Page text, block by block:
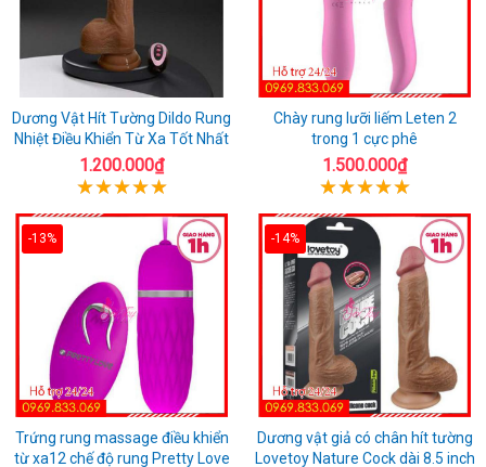
Dương Vật Hít Tường Dildo Rung
Nhiệt Điều Khiển Từ Xa Tốt Nhất
1.200.000₫
Chày rung lưỡi liếm Leten 2
trong 1 cực phê
1.500.000₫
-13%
Trứng rung massage điều khiển
từ xa12 chế độ rung Pretty Love
-14%
Dương vật giả có chân hít tường
Lovetoy Nature Cock dài 8.5 inch